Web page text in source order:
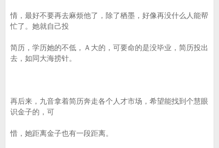
情，最好不要再去麻烦他了，除了栖墨，好像再没什么人能帮
忙了。她就自己投
简历，学历她的不低，Ａ大的，可要命的是没毕业，简历投出
去，如同大海捞针。
再后来，九音拿着简历奔走各个人才市场，希望能找到个慧眼
识金子的，可
惜，她距离金子也有一段距离。